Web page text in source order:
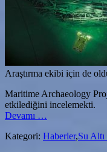
Araştırma ekibi için de
Maritime Archaeology
etkilediğini incelemekti.
Devamı
Batıkları
…
Kategori: Haberler,Su